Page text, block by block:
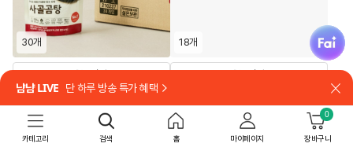
30개
[박스특가]비비고 사골곰탕 300gX30
49,500원
18개
[박스특가]비비고 사골곰탕 500gX18
개
39,240
냠냠 LIVE 단 하루 방송 특가 혜택
fai
카테고리 검색 홈 마이페이지 장바구니
0